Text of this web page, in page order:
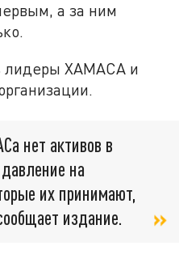
а за ним
лидеры ХАМАСА и
нет активов в
на
их принимают,
издание.